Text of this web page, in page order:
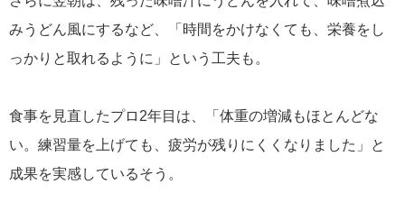
みうどん風にするなど、「時間をかけなくても、栄養をし
っかりと取れるように」という工夫も。
食事を見直したプロ2年目は、「体重の増減もほとんどな
い。練習量を上げても、疲労が残りにくくなりました」と
成果を実感しているそう。